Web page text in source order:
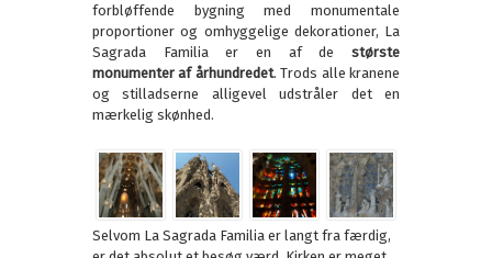
forbløffende bygning med monumentale
proportioner og omhyggelige dekorationer, La
Sagrada Familia er en af de største
monumenter af århundredet. Trods alle kranene
og stilladserne alligevel udstråler det en
mærkelig skønhed.
Selvom La Sagrada Familia er langt fra færdig,